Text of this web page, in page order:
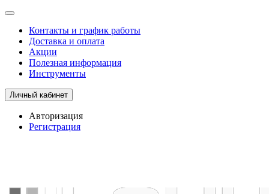
Контакты и график работы
Доставка и оплата
Акции
Полезная информация
Инструменты
Личный кабинет
Авторизация
Регистрация